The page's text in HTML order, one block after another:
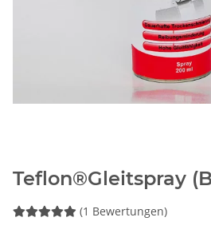
Teflon®Gleitspray
(1 Bewertungen)